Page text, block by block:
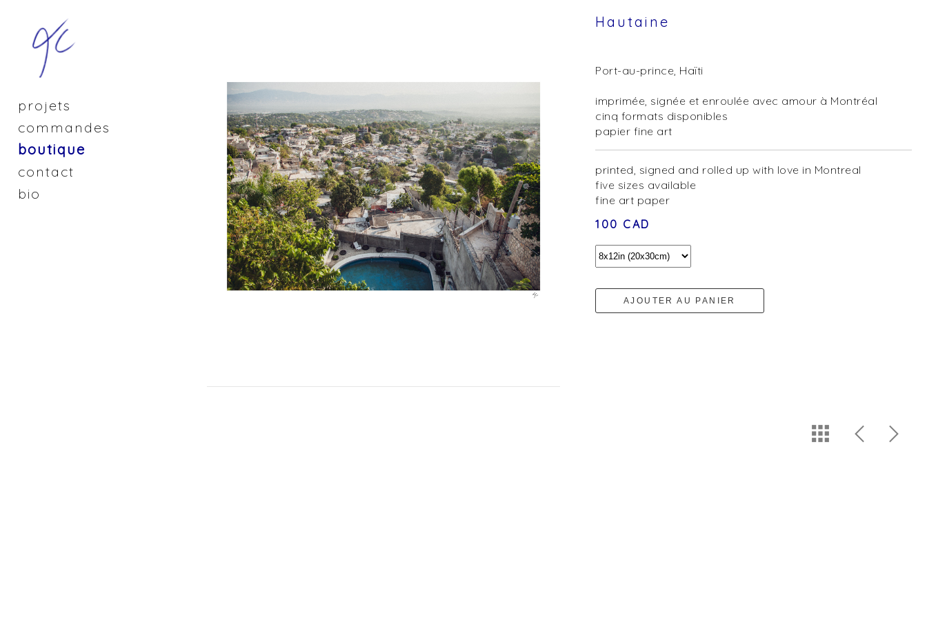
projets
commandes
boutique
contact
bio
Hautaine
Port-au-prince, Haïti
imprimée, signée et enroulée avec amour à Montréal
cinq formats disponibles
papier fine art
printed, signed and rolled up with love in Montreal
five sizes available
fine art paper
100 CAD
AJOUTER AU PANIER